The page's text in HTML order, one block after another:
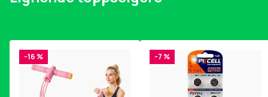
-16 % -7 %